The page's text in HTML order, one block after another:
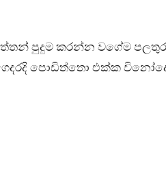
පුදුම කරන්න වගේම
පොඩිත්තො එක්ක